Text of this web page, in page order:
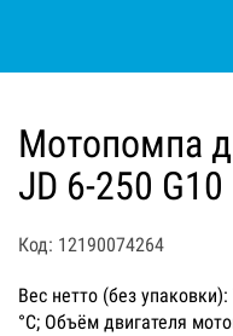
Мотопомпа
JD 6-250
Код: 12190074264
Вес нетто (без
°C; Объём двигателя